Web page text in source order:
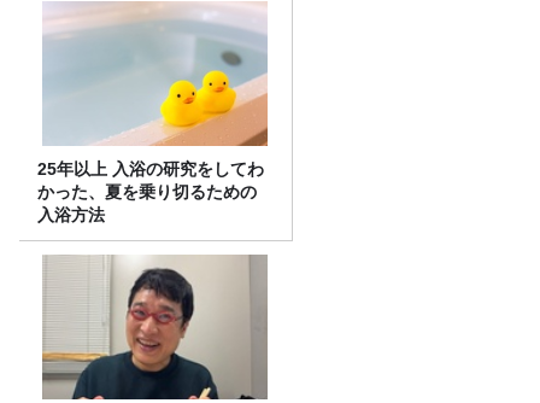
25年以上 入浴の研究をしてわ
かった、夏を乗り切るための
入浴方法